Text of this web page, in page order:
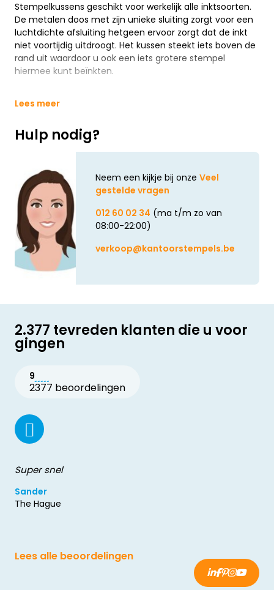
Stempelkussens geschikt voor werkelijk alle inktsoorten.
De metalen doos met zijn unieke sluiting zorgt voor een
luchtdichte afsluiting hetgeen ervoor zorgt dat de inkt
niet voortijdig uitdroogt. Het kussen steekt iets boven de
rand uit waardoor u ook een iets grotere stempel
hiermee kunt beïnkten.
Lees meer
Hulp nodig?
Neem een kijkje bij onze Veel
gestelde vragen
012 60 02 34 (ma t/m zo van
08:00-22:00)
verkoop@kantoorstempels.be
2.377 tevreden klanten die u voor
gingen
9
2377 beoordelingen
Super snel
Sander
The Hague
Lees alle beoordelingen